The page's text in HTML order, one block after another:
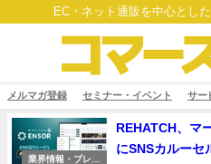
EC・ネット通販を中心とし
メルマガ登録 セミナー・イベント サー
業界情報・プレス
REHATCH、マ
にSNSカルーセ